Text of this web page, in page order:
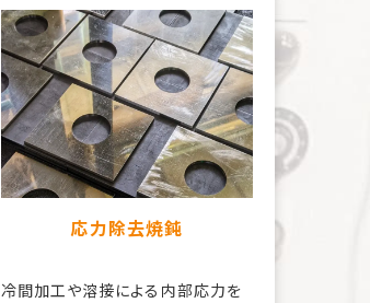
応力除去焼鈍
冷間加工や溶接による内部応力を